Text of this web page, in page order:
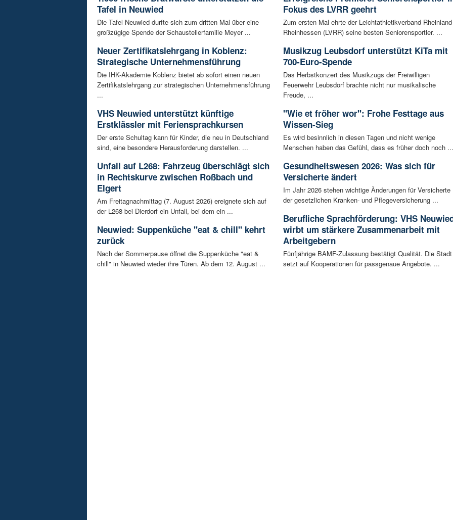
Tafel in Neuwied
Die Tafel Neuwied durfte sich zum dritten Mal über eine
großzügige Spende der Schaustellerfamilie Meyer ...
Neuer Zertifikatslehrgang in Koblenz:
Strategische Unternehmensführung
Die IHK-Akademie Koblenz bietet ab sofort einen neuen
Zertifikatslehrgang zur strategischen Unternehmensführung
...
VHS Neuwied unterstützt künftige
Erstklässler mit Feriensprachkursen
Der erste Schultag kann für Kinder, die neu in Deutschland
sind, eine besondere Herausforderung darstellen. ...
Unfall auf L268: Fahrzeug überschlägt sich
in Rechtskurve zwischen Roßbach und
Elgert
Am Freitagnachmittag (7. August 2026) ereignete sich auf
der L268 bei Dierdorf ein Unfall, bei dem ein ...
Neuwied: Suppenküche "eat & chill" kehrt
zurück
Nach der Sommerpause öffnet die Suppenküche "eat &
chill" in Neuwied wieder ihre Türen. Ab dem 12. August ...
Fokus des LVRR geehrt
Zum ersten Mal ehrte der Leichtathletikverband
Rheinhessen (LVRR) seine besten Seniorensportler. ...
Musikzug Leubsdorf unterstützt KiTa mit
700-Euro-Spende
Das Herbstkonzert des Musikzugs der Freiwilligen
Feuerwehr Leubsdorf brachte nicht nur musikalische
Freude, ...
"Wie et fröher wor": Frohe Festtage aus
Wissen-Sieg
Es wird besinnlich in diesen Tagen und nicht wenige
Menschen haben das Gefühl, dass es früher doch noch ...
Gesundheitswesen 2026: Was sich für
Versicherte ändert
Im Jahr 2026 stehen wichtige Änderungen für Versicherte
der gesetzlichen Kranken- und Pflegeversicherung ...
Berufliche Sprachförderung: VHS
wirbt um stärkere Zusammenarbeit mit
Arbeitgebern
Fünfjährige BAMF-Zulassung bestätigt Qualität. Die Stadt
setzt auf Kooperationen für passgenaue Angebote. ...